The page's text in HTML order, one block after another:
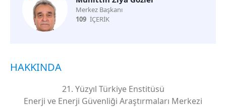
Merkez Başkanı
109 İÇERİK
HAKKINDA
21. Yüzyıl Türkiye Enstitüsü
Enerji ve Enerji Güvenliği Araştırmaları Merkezi